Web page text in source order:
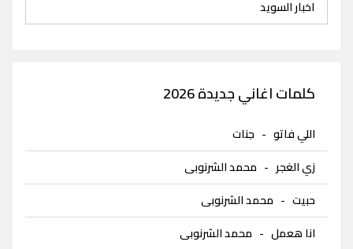
اخبار السويد
كلمات اغاني جديدة 2026
اللي فاتو - جنات
زي الغجر - محمد الشرنوبى
حبيت - محمد الشرنوبى
انا هعمل - محمد الشرنوبى